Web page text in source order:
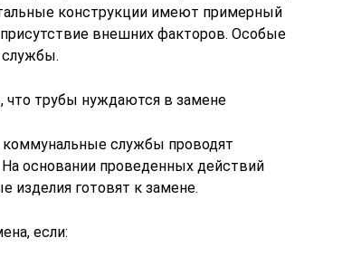
конструкции имеют примерный
внешних факторов. Особые
службы.
что трубы нуждаются в замене
службы проводят
основании проведенных действий
изделия готовят к замене.
если: